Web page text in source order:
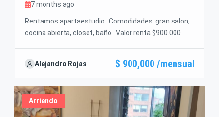
7 months ago
Rentamos apartaestudio. Comodidades: gran salon,
cocina abierta, closet, baño. Valor renta $900.000
Alejandro Rojas $ 900,000 /mensual
Arriendo